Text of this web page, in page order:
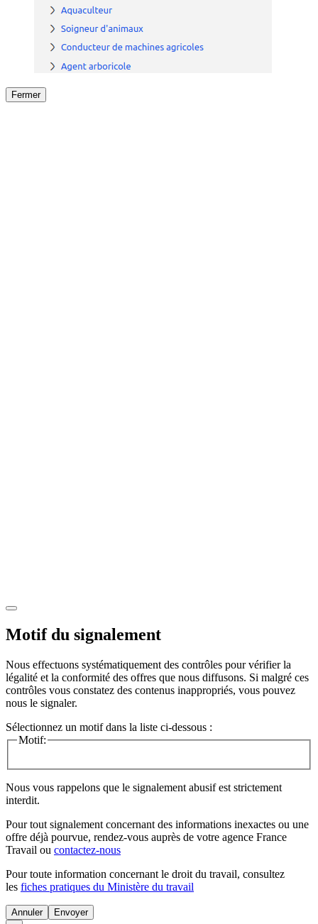
Fermer
Motif du signalement
Nous effectuons systématiquement des contrôles pour vérifier la
légalité et la conformité des offres que nous diffusons. Si malgré ces
contrôles vous constatez des contenus inappropriés, vous pouvez
nous le signaler.
Sélectionnez un motif dans la liste ci-dessous :
Motif:
Nous vous rappelons que le signalement abusif est strictement
interdit.
Pour tout signalement concernant des informations inexactes ou une
offre déjà pourvue, rendez-vous auprès de votre agence France
Travail ou contactez-nous
Pour toute information concernant le droit du travail, consultez
les fiches pratiques du Ministère du travail
Annuler